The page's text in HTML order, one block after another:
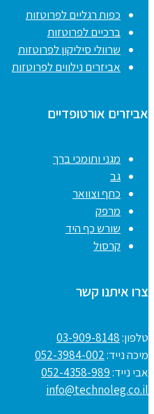
כפות רגליים לפרוטזות
ברכיים לפרוטזות
שרוולי סיליקון לפרוטזות
אביזרים נילווים לפרוטזות
אביזרים אורטופדיים
מגני ותומכי ברך
גב
כתף וצוואר
מרפק
שורש כף היד
קרסול
צרו איתנו קשר
טלפון:03-909-8148
מיכה נייד:052-3984-002
אבי נייד:052-4358-989
info@technoleg.co.il